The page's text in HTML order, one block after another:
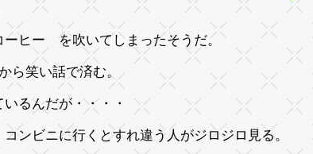
ーヒー を吹いてしまったそうだ。
ら笑い話で済む。
いるんだが・・・・
ンビニに行くとすれ違う人がジロジロ見る。